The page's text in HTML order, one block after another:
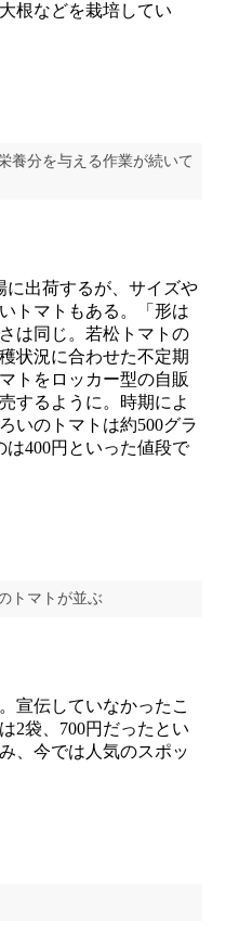
根などを栽培してい
養分を与える作業が続いて
出荷するが、サイズや
トマトもある。「形は
は同じ。若松トマトの
状況に合わせた不定期
トをロッカー型の自販
するように。時期によ
いのトマトは約500グラ
は400円といった値段で
トマトが並ぶ
宣伝していなかったこ
2袋、700円だったとい
、今では人気のスポッ